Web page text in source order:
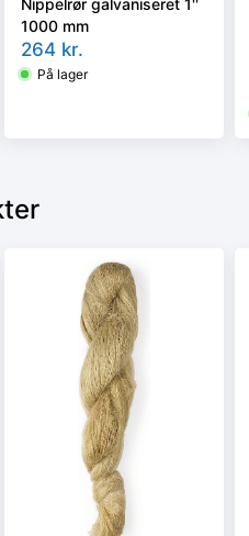
Nippelrør galvaniseret 1''
1000 mm
264 kr.
På lager